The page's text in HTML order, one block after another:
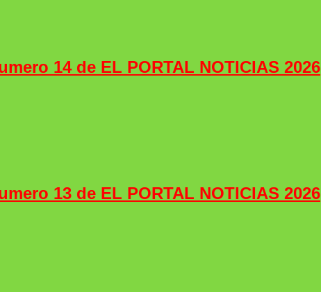
14 de EL PORTAL NOTICIAS 2026
13 de EL PORTAL NOTICIAS 2026